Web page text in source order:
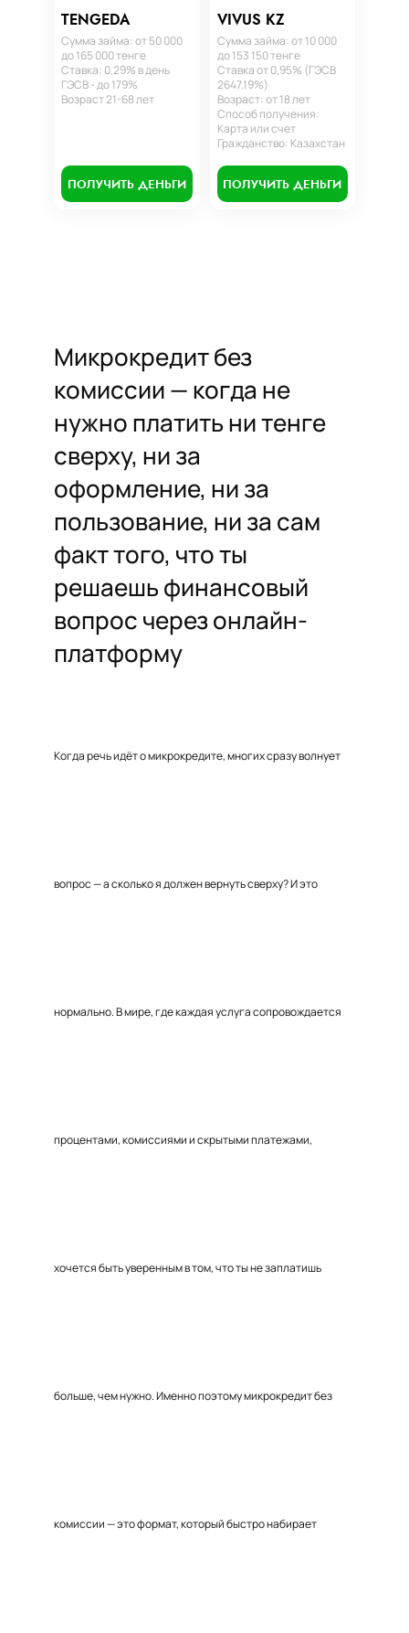
TENGEDA
Сумма займа: от 50 000
до 165 000 тенге
Ставка: 0,29% в день
ГЭСВ - до 179%
Возраст 21-68 лет
ПОЛУЧИТЬ ДЕНЬГИ
VIVUS KZ
Сумма займа: от 10 000
до 153 150 тенге
Ставка от 0,95% (ГЭСВ
2647.19%)
Возраст: от 18 лет
Способ получения:
Карта или счет
Гражданство: Казахстан
ПОЛУЧИТЬ ДЕНЬГИ
Микрокредит без
комиссии — когда не
нужно платить ни тенге
сверху, ни за
оформление, ни за
пользование, ни за сам
факт того, что ты
решаешь финансовый
вопрос через онлайн-
платформу
Когда речь идёт о микрокредите, многих сразу волнует
вопрос — а сколько я должен вернуть сверху? И это
нормально. В мире, где каждая услуга сопровождается
процентами, комиссиями и скрытыми платежами,
хочется быть уверенным в том, что ты не заплатишь
больше, чем нужно. Именно поэтому микрокредит без
комиссии — это формат, который быстро набирает